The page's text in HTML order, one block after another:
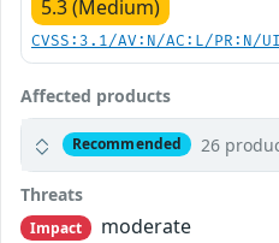
5.3 (Medium)
CVSS:3.1/AV:N/AC:L/
Affected products
Recommended 26
Threats
Impact moderate